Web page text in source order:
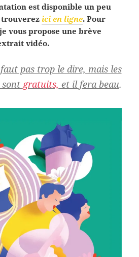
est disponible un peu
trouverez ici en ligne. Pour
vous propose une brève
vidéo.
pas trop le dire, mais les
sont gratuits, et il fera beau.